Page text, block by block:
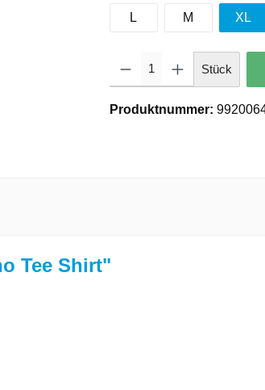
L M XL
Stück
Produktnummer:
Tee Shirt"